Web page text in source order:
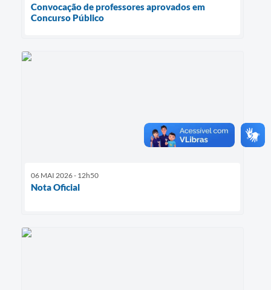
Convocação de professores aprovados em
Concurso Público
06 MAI 2026 - 12h50
Nota Oficial